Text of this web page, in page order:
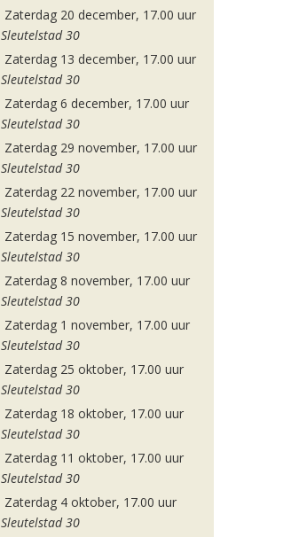
Zaterdag 20 december, 17.00 uur
Sleutelstad 30
Zaterdag 13 december, 17.00 uur
Sleutelstad 30
Zaterdag 6 december, 17.00 uur
Sleutelstad 30
Zaterdag 29 november, 17.00 uur
Sleutelstad 30
Zaterdag 22 november, 17.00 uur
Sleutelstad 30
Zaterdag 15 november, 17.00 uur
Sleutelstad 30
Zaterdag 8 november, 17.00 uur
Sleutelstad 30
Zaterdag 1 november, 17.00 uur
Sleutelstad 30
Zaterdag 25 oktober, 17.00 uur
Sleutelstad 30
Zaterdag 18 oktober, 17.00 uur
Sleutelstad 30
Zaterdag 11 oktober, 17.00 uur
Sleutelstad 30
Zaterdag 4 oktober, 17.00 uur
Sleutelstad 30